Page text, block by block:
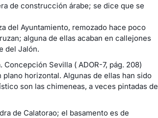
de construcción árabe; se dice que se
del Ayuntamiento, remozado hace poco
alguna de ellas acaban en callejones
del Jalón.
Sevilla ( ADOR-7, pág. 208)
horizontal. Algunas de ellas han sido
son las chimeneas, a veces pintadas de
de Calatorao; el basamento es de